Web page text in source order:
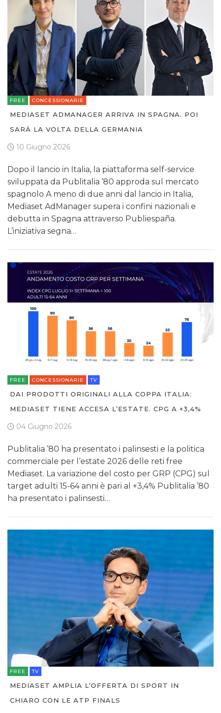
FREE CONCESSIONARIE
MEDIASET ADMANAGER ARRIVA IN SPAGNA. POI
SARÀ LA VOLTA DELLA GERMANIA
10 Giugno 2026
Dopo il lancio in Italia, la piattaforma self-service
sviluppata da Publitalia ’80 approda sul mercato
spagnolo A meno di due anni dal lancio in Italia,
Mediaset AdManager supera i confini nazionali e
debutta in Spagna attraverso Publiespaña.
L’iniziativa segna…
FREE CONCESSIONARIE TV
DAI PRODOTTI ORIGINALI ALLA COPPA ITALIA:
MEDIASET TIENE ACCESA L’ESTATE. CPG A +3,4%
04 Giugno 2026
Publitalia ’80 ha presentato i palinsesti e la politica
commerciale per l’estate 2026 delle reti free
Mediaset. La variazione del costo per GRP (CPG) sul
target adulti 15-64 anni è pari al +3,4% Publitalia ’80
ha presentato i palinsesti…
FREE TV
MEDIASET AMPLIA L’OFFERTA DI SPORT IN
CHIARO CON LE ATP FINALS